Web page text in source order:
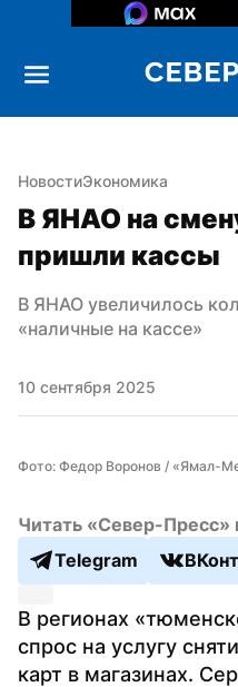
НовостиЭкономика
В ЯНАО на
пришли кассы
В ЯНАО увеличилось
«наличные на кассе»
10 сентября 2025
Фото: Федор Воронов / «Ямал-
Читать «Север-Пресс»
Telegram
В регионах
спрос на услугу
карт в магазинах.